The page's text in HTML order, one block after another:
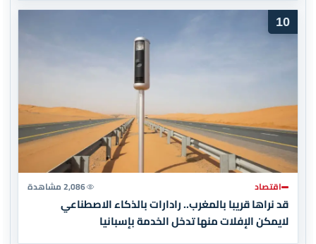
10
اقتصاد 2,086 مشاهدة
قد نراها قريبا بالمغرب.. رادارات بالذكاء الاصطناعي
لايمكن الإفلات منها تدخل الخدمة بإسبانيا